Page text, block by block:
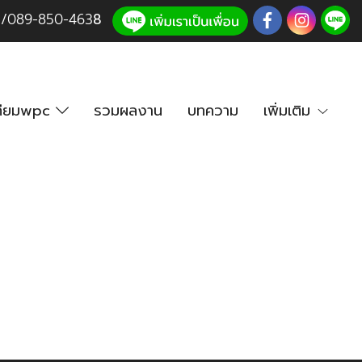
/089-850-4638
ยมwpc รวมผลงาน บทความ เพิ่มเติม